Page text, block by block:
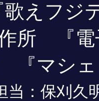
えフジ
所 『電
『マシ
：保刈久